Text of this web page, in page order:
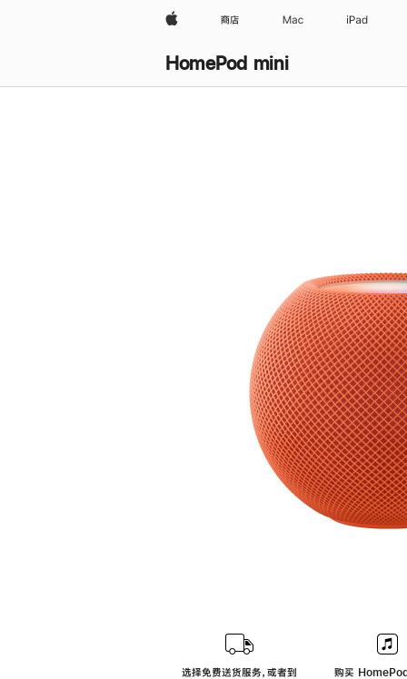
Apple 商店 Mac iPad
HomePod mini
选择免费送货服务，或者到
购买